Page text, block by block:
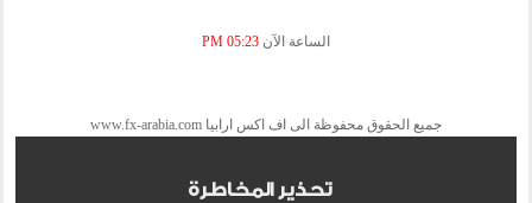
الساعة الآن 05:23 PM
جميع الحقوق محفوظة الى اف اكس ارابيا www.fx-arabia.com
تحذير المخاطرة